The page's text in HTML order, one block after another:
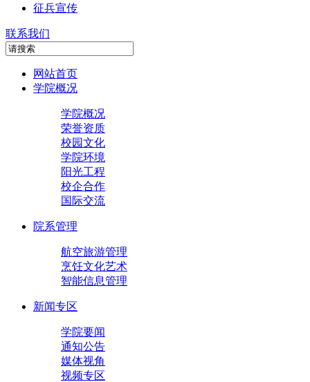
征兵宣传
联系我们
网站首页
学院概况
学院概况
荣誉资质
校园文化
学院环境
阳光工程
校企合作
国际交流
院系管理
航空旅游管理
烹饪文化艺术
智能信息管理
新闻专区
学院要闻
通知公告
媒体视角
视频专区